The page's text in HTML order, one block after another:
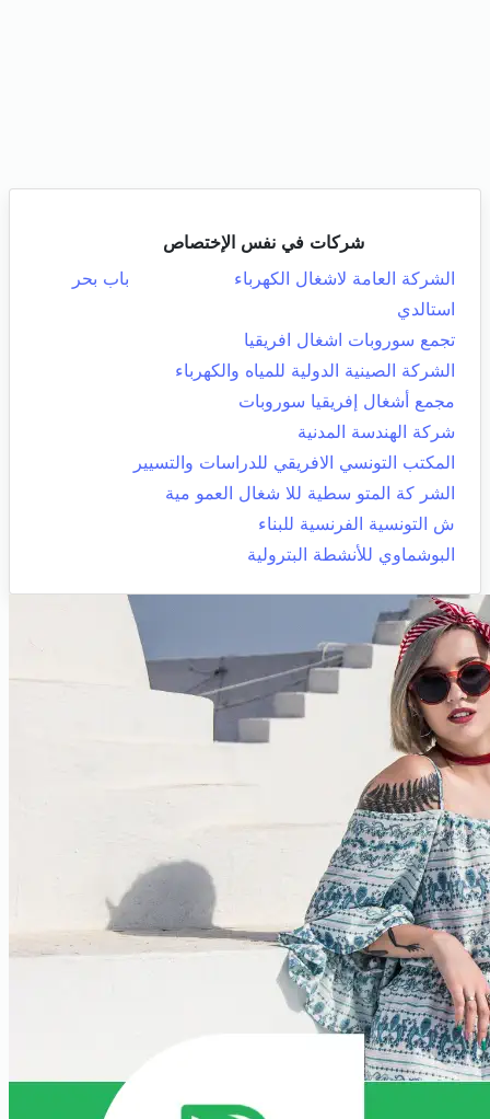
شركات في نفس الإختصاص
الشركة العامة لاشغال الكهرباء
باب بحر
استالدي
تجمع سوروبات اشغال افريقيا
الشركة الصينية الدولية للمياه والكهرباء
مجمع أشغال إفريقيا سوروبات
شركة الهندسة المدنية
المكتب التونسي الافريقي للدراسات والتسيير
الشر كة المتو سطية للا شغال العمو مية
ش التونسية الفرنسية للبناء
البوشماوي للأنشطة البترولية